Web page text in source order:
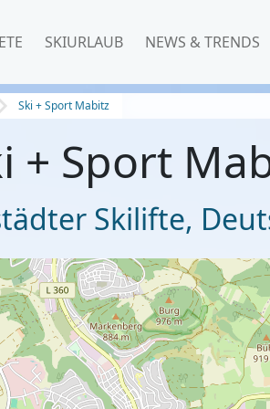
SKIURLAUB NEWS & TRENDS
Ski + Sport Mabitz
+ Sport
Skilifte,